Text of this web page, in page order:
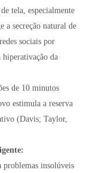
tela, especialmente
a secreção natural de
sociais por
hiperativação da
de 10 minutos
estimula a reserva
(Davis; Taylor,
problemas insolúveis